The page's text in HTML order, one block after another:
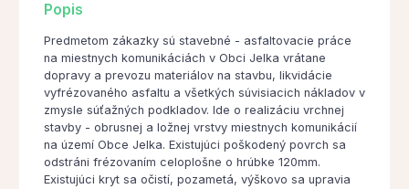
Popis
Predmetom zákazky sú stavebné - asfaltovacie práce
na miestnych komunikáciách v Obci Jelka vrátane
dopravy a prevozu materiálov na stavbu, likvidácie
vyfrézovaného asfaltu a všetkých súvisiacich nákladov v
zmysle súťažných podkladov. Ide o realizáciu vrchnej
stavby - obrusnej a ložnej vrstvy miestnych komunikácií
na území Obce Jelka. Existujúci poškodený povrch sa
odstráni frézovaním celoplošne o hrúbke 120mm.
Existujúci kryt sa očistí, pozametá, výškovo sa upravia